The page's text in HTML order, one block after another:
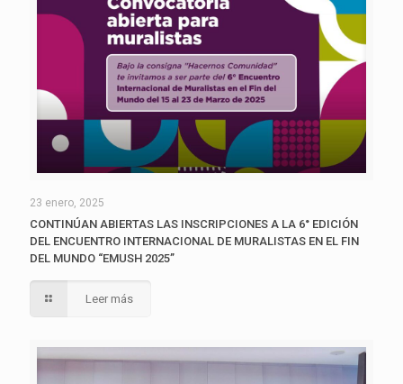
23 enero, 2025
CONTINÚAN ABIERTAS LAS INSCRIPCIONES A LA 6° EDICIÓN
DEL ENCUENTRO INTERNACIONAL DE MURALISTAS EN EL FIN
DEL MUNDO “EMUSH 2025”
Leer más